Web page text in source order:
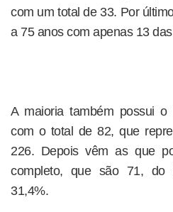
com um total de 33. Por
a 75 anos com apenas 13
A maioria também possui o
com o total de 82, que
226. Depois vêm as que
completo, que são 71, do
31,4%.